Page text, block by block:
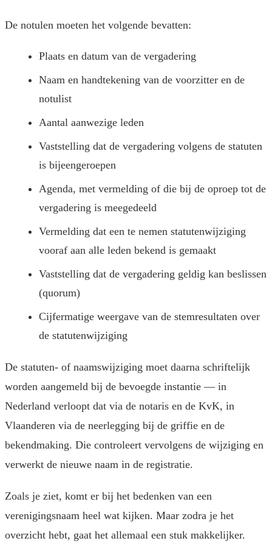
De notulen moeten het volgende bevatten:
Plaats en datum van de vergadering
Naam en handtekening van de voorzitter en de
notulist
Aantal aanwezige leden
Vaststelling dat de vergadering volgens de statuten
is bijeengeroepen
Agenda, met vermelding of die bij de oproep tot de
vergadering is meegedeeld
Vermelding dat een te nemen statutenwijziging
vooraf aan alle leden bekend is gemaakt
Vaststelling dat de vergadering geldig kan beslissen
(quorum)
Cijfermatige weergave van de stemresultaten over
de statutenwijziging
De statuten- of naamswijziging moet daarna schriftelijk
worden aangemeld bij de bevoegde instantie — in
Nederland verloopt dat via de notaris en de KvK, in
Vlaanderen via de neerlegging bij de griffie en de
bekendmaking. Die controleert vervolgens de wijziging en
verwerkt de nieuwe naam in de registratie.
Zoals je ziet, komt er bij het bedenken van een
verenigingsnaam heel wat kijken. Maar zodra je het
overzicht hebt, gaat het allemaal een stuk makkelijker.